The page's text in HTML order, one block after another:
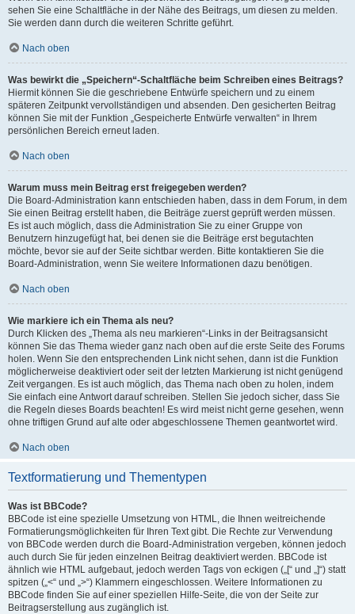
sehen Sie eine Schaltfläche in der Nähe des Beitrags, um diesen zu melden.
Sie werden dann durch die weiteren Schritte geführt.
Nach oben
Was bewirkt die „Speichern“-Schaltfläche beim Schreiben eines Beitrags?
Hiermit können Sie die geschriebene Entwürfe speichern und zu einem
späteren Zeitpunkt vervollständigen und absenden. Den gesicherten Beitrag
können Sie mit der Funktion „Gespeicherte Entwürfe verwalten“ in Ihrem
persönlichen Bereich erneut laden.
Nach oben
Warum muss mein Beitrag erst freigegeben werden?
Die Board-Administration kann entschieden haben, dass in dem Forum, in dem
Sie einen Beitrag erstellt haben, die Beiträge zuerst geprüft werden müssen.
Es ist auch möglich, dass die Administration Sie zu einer Gruppe von
Benutzern hinzugefügt hat, bei denen sie die Beiträge erst begutachten
möchte, bevor sie auf der Seite sichtbar werden. Bitte kontaktieren Sie die
Board-Administration, wenn Sie weitere Informationen dazu benötigen.
Nach oben
Wie markiere ich ein Thema als neu?
Durch Klicken des „Thema als neu markieren“-Links in der Beitragsansicht
können Sie das Thema wieder ganz nach oben auf die erste Seite des Forums
holen. Wenn Sie den entsprechenden Link nicht sehen, dann ist die Funktion
möglicherweise deaktiviert oder seit der letzten Markierung ist nicht genügend
Zeit vergangen. Es ist auch möglich, das Thema nach oben zu holen, indem
Sie einfach eine Antwort darauf schreiben. Stellen Sie jedoch sicher, dass Sie
die Regeln dieses Boards beachten! Es wird meist nicht gerne gesehen, wenn
ohne triftigen Grund auf alte oder abgeschlossene Themen geantwortet wird.
Nach oben
Textformatierung und Thementypen
Was ist BBCode?
BBCode ist eine spezielle Umsetzung von HTML, die Ihnen weitreichende
Formatierungsmöglichkeiten für Ihren Text gibt. Die Rechte zur Verwendung
von BBCode werden durch die Board-Administration vergeben, können jedoch
auch durch Sie für jeden einzelnen Beitrag deaktiviert werden. BBCode ist
ähnlich wie HTML aufgebaut, jedoch werden Tags von eckigen („[“ und „]“) statt
spitzen („<“ und „>“) Klammern eingeschlossen. Weitere Informationen zu
BBCode finden Sie auf einer speziellen Hilfe-Seite, die von der Seite zur
Beitragserstellung aus zugänglich ist.